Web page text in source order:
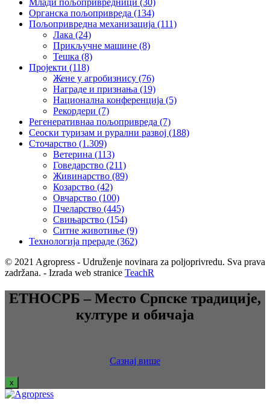
Органска пољопривреда (134)
Пољопривредна механизација (111)
Лака (24)
Прикључне машине (8)
Тешка (8)
Пројекти (118)
Жене у агробизнису (76)
Награде и признања (19)
Национална конференција (5)
Рекордери (7)
Регенеративнаа пољопривреда (7)
Сеоски туризам и рурални развој (188)
Сточарство (1.309)
Ветерина (113)
Говедарство (211)
Живинарство (89)
Козарство (42)
Овчарство (100)
Пчеларство (445)
Свињарство (154)
Ситне животиње (9)
Технологија прераде (362)
© 2021 Agropress - Udruženje novinara za poljoprivredu. Sva prava
zadržana. - Izrada web stranice TeachR
ЕТНОСРБ – Место Српске традиције,
културе и обичаја
Сазнај више
x